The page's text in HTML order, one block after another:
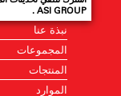
ASI GROUP .
نبذة عنا
المجموعات
المنتجات
الموارد